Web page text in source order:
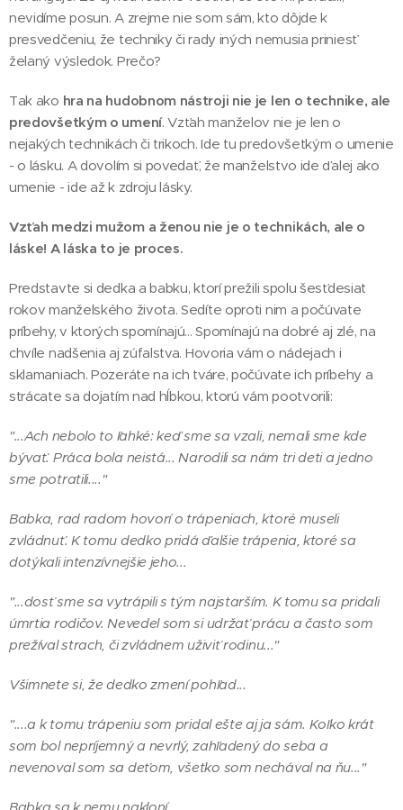
nevidíme posun. A zrejme nie som sám, kto dôjde k
presvedčeniu, že techniky či rady iných nemusia priniesť
želaný výsledok. Prečo?
Tak ako hra na hudobnom nástroji nie je len o technike, ale
predovšetkým o umení. Vzťah manželov nie je len o
nejakých technikách či trikoch. Ide tu predovšetkým o umenie
- o lásku. A dovolím si povedať, že manželstvo ide ďalej ako
umenie - ide až k zdroju lásky.
Vzťah medzi mužom a ženou nie je o technikách, ale o
láske! A láska to je proces.
Predstavte si dedka a babku, ktorí prežili spolu šesťdesiat
rokov manželského života. Sedíte oproti nim a počúvate
príbehy, v ktorých spomínajú... Spomínajú na dobré aj zlé, na
chvíle nadšenia aj zúfalstva. Hovoria vám o nádejach i
sklamaniach. Pozeráte na ich tváre, počúvate ich príbehy a
strácate sa dojatím nad hĺbkou, ktorú vám pootvorili:
"...Ach nebolo to ľahké: keď sme sa vzali, nemali sme kde
bývať. Práca bola neistá... Narodili sa nám tri deti a jedno
sme potratili...."
Babka, rad radom hovorí o trápeniach, ktoré museli
zvládnuť. K tomu dedko pridá ďalšie trápenia, ktoré sa
dotýkali intenzívnejšie jeho...
"...dosť sme sa vytrápili s tým najstarším. K tomu sa pridali
úmrtia rodičov. Nevedel som si udržať prácu a často som
prežíval strach, či zvládnem uživiť rodinu..."
Všimnete si, že dedko zmení pohľad...
"....a k tomu trápeniu som pridal ešte aj ja sám. Koľko krát
som bol nepríjemný a nevrlý, zahľadený do seba a
nevenoval som sa deťom, všetko som nechával na ňu..."